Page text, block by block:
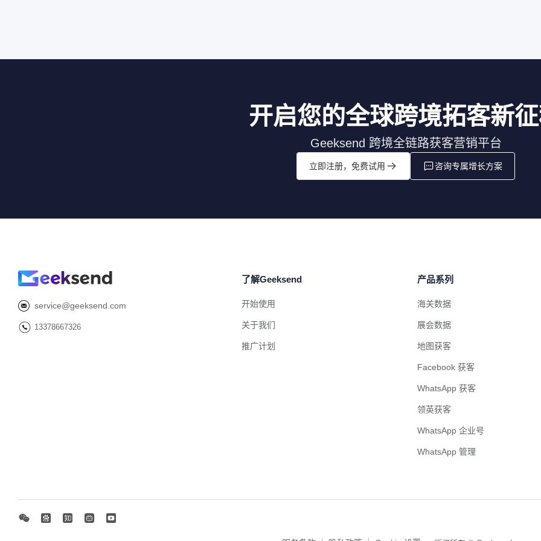
开启您的全球跨境拓客新
Geeksend 跨境全链路获客营销平台
立即注册，免费试用 咨询专属增长方案
service@geeksend.com
13378667326
了解Geeksend
开始使用
关于我们
推广计划
产品系列
海关数据
展会数据
地图获客
Facebook 获客
WhatsApp 获客
领英获客
WhatsApp 企业号
WhatsApp 管理